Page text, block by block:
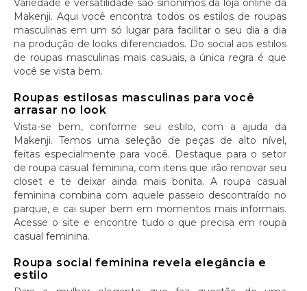
Variedade e versatilidade são sinônimos da loja online da
Makenji. Aqui você encontra todos os estilos de roupas
masculinas em um só lugar para facilitar o seu dia a dia
na produção de looks diferenciados. Do social aos estilos
de roupas masculinas mais casuais, a única regra é que
você se vista bem.
Roupas estilosas masculinas para você
arrasar no look
Vista-se bem, conforme seu estilo, com a ajuda da
Makenji. Temos uma seleção de peças de alto nível,
feitas especialmente para você. Destaque para o setor
de roupa casual feminina, com itens que irão renovar seu
closet e te deixar ainda mais bonita. A roupa casual
feminina combina com aquele passeio descontraído no
parque, e cai super bem em momentos mais informais.
Acesse o site e encontre tudo o que precisa em roupa
casual feminina.
Roupa social feminina revela elegância e
estilo